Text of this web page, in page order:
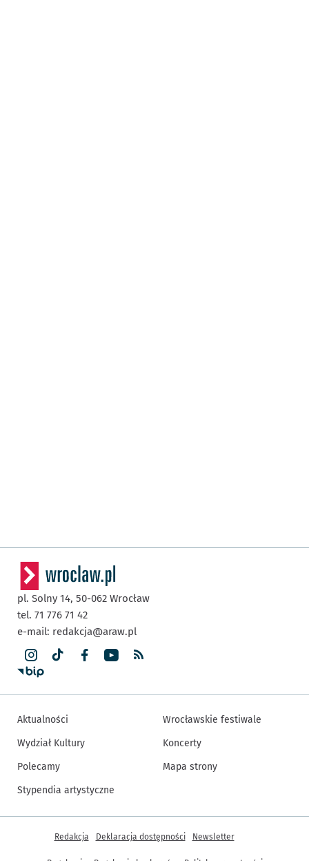
pl. Solny 14, 50-062 Wrocław
tel. 71 776 71 42
e-mail: redakcja@araw.pl
Aktualności
Wydział Kultury
Polecamy
Stypendia artystyczne
Wrocławskie festiwale
Koncerty
Mapa strony
Inne informacje
Redakcja Deklaracja dostępności Newsletter